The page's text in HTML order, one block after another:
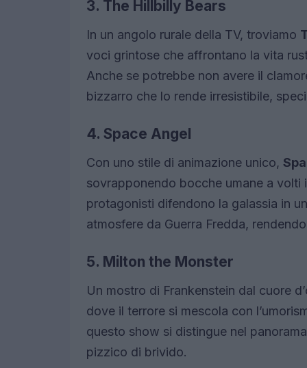
3. The Hillbilly Bears
In un angolo rurale della TV, troviamo
voci grintose che affrontano la vita
Anche se potrebbe non avere il
bizzarro che lo rende irresistibile,
4. Space Angel
Con uno stile di animazione unico,
sovrapponendo bocche umane a
protagonisti difendono la galassia in
atmosfere da Guerra Fredda,
5. Milton the Monster
Un mostro di Frankenstein dal cuore
dove il terrore si mescola con
questo show si distingue nel
pizzico di brivido.